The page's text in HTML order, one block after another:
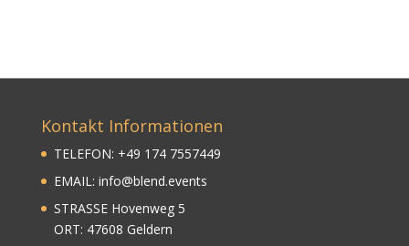
Kontakt Informationen
TELEFON: +49 174 7557449
EMAIL: info@blend.events
STRASSE Hovenweg 5
ORT: 47608 Geldern